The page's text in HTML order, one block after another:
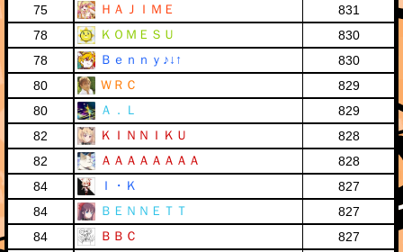
75
ＨＡＪＩＭＥ
831
78
ＫＯＭＥＳＵ
830
78
Ｂｅｎｎｙ♪↓↑
830
80
ＷＲＣ
829
80
Ａ．Ｌ
829
82
ＫＩＮＮＩＫＵ
828
82
ＡＡＡＡＡＡＡＡ
828
84
Ｉ・Ｋ
827
84
ＢＥＮＮＥＴＴ
827
84
ＢＢＣ
827